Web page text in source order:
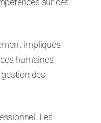
impliqués
humaines
des
Les